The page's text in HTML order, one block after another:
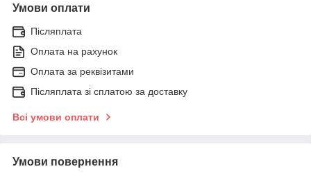
Умови оплати
Післяплата
Оплата на рахунок
Оплата за реквізитами
Післяплата зі сплатою за доставку
Всі умови оплати
Умови повернення